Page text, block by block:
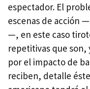
espectador. El
escenas de acción
—, en este caso
repetitivas que son,
por el impacto de
reciben, detalle